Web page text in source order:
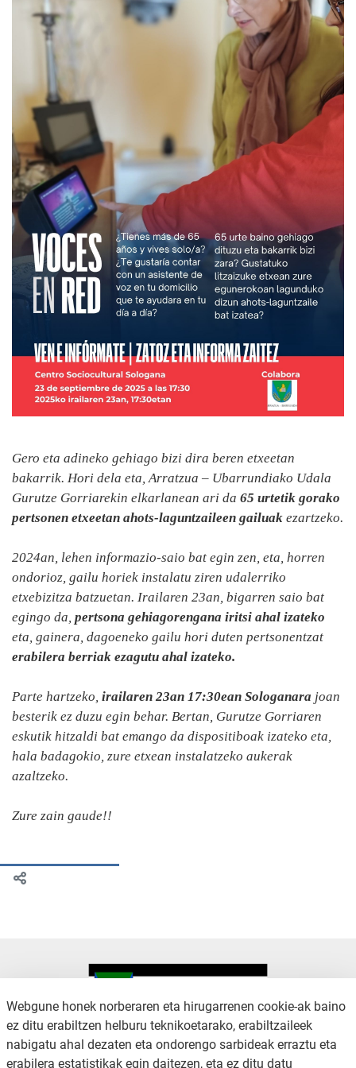
Gero eta adineko gehiago bizi dira beren etxeetan
bakarrik. Hori dela eta, Arratzua – Ubarrundiako Udala
Gurutze Gorriarekin elkarlanean ari da 65 urtetik gorako
pertsonen etxeetan ahots-laguntzaileen gailuak ezartzeko.
2024an, lehen informazio-saio bat egin zen, eta, horren
ondorioz, gailu horiek instalatu ziren udalerriko
etxebizitza batzuetan. Irailaren 23an, bigarren saio bat
egingo da, pertsona gehiagorengana iritsi ahal izateko
eta, gainera, dagoeneko gailu hori duten pertsonentzat
erabilera berriak ezagutu ahal izateko.
Parte hartzeko, irailaren 23an 17:30ean Sologanara joan
besterik ez duzu egin behar. Bertan, Gurutze Gorriaren
eskutik hitzaldi bat emango da dispositiboak izateko eta,
hala badagokio, zure etxean instalatzeko aukerak
azaltzeko.
Zure zain gaude!!
Webgune honek norberaren eta hirugarrenen cookie-ak baino
ez ditu erabiltzen helburu teknikoetarako, erabiltzaileek
nabigatu ahal dezaten eta ondorengo sarbideak erraztu eta
erabilera estatistikak egin daitezen, eta ez ditu datu